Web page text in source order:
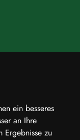
ein besseres
an Ihre
Ergebnisse zu